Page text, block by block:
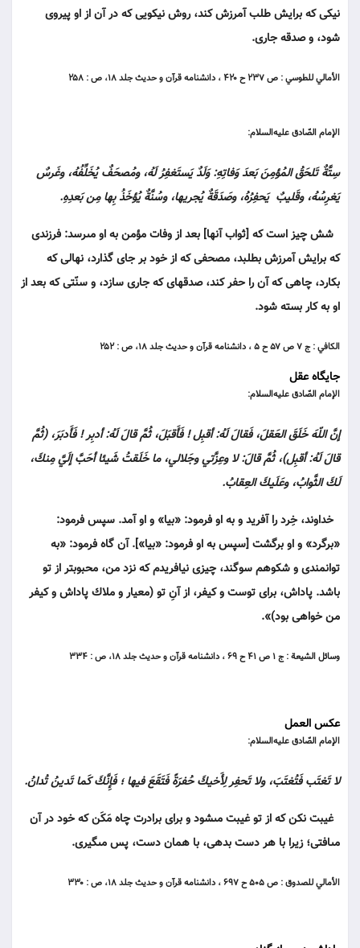
نيكى كه برايش طلب آمرزش كند، روش نيكويى كه در آن از او پيروى
شود، و صدقه جارى.
الأمالي للطوسي : ص ۲۳۷ ح ۴۲۰ ، دانشنامه قرآن و حديث جلد ۱۸، ص : ۲۵۸
الإمام الصّادق عليه‌السلام:
سِتَّةٌ تَلحَقُ المُؤمِنَ بَعدَ وَفاتِهِ: وَلَدٌ يَستَغفِرُ لَهُ، ومُصحَفٌ يُخَلِّفُهُ، وغَرسٌ
يَغرِسُهُ، وقَليبٌ يَحفِرُهُ، وصَدَقَةٌ يُجريها، وسُنَّةٌ يُؤخَذُ بِها مِن بَعدِهِ.
شش چيز است كه [ثواب آنها] بعد از وفات مؤمن به او مى‏رسد: فرزندى
كه برايش آمرزش بطلبد، مصحفى كه از خود بر جاى گذارد، نهالى كه
بكارد، چاهى كه آن را حفر كند، صدقه‏اى كه جارى سازد، و سنّتى كه بعد از
او به كار بسته شود.
الكافي : ج ۷ ص ۵۷ ح ۵ ، دانشنامه قرآن و حديث جلد ۱۸، ص : ۲۵۲
جایگاه عقل
الإمام الصّادق عليه‌السلام:
إنَّ اللّهَ خَلَقَ العَقلَ، فَقالَ لَهُ: أقبِل ! فَأَقبَلَ، ثُمَّ قالَ لَهُ: أدبِر ! فَأَدبَرَ، (ثُمَّ
قالَ لَهُ: أقبِل)، ثُمَّ قالَ: لا وعِزَّتي وجَلالي، ما خَلَقتُ شَيئا أحَبَّ إلَيَّ مِنكَ،
لَكَ الثَّوابُ، وعَلَيكَ العِقابُ.
خداوند، خِرد را آفريد و به او فرمود: «بيا» و او آمد. سپس فرمود:
«برگرد» و او برگشت [سپس به او فرمود: «بيا»]. آن گاه فرمود: «به
توانمندى و شكوهم سوگند، چيزى نيافريدم كه نزد من، محبوب‏تر از تو
باشد. پاداش، براى توست و كيفر، از آنِ تو (معيار و ملاك پاداش و كيفر
من خواهى بود)».
وسائل الشيعة : ج ۱ ص ۴۱ ح ۶۹ ، دانشنامه قرآن و حديث جلد ۱۸، ص : ۳۳۴
عکس العمل
الإمام الصّادق عليه‌السلام:
لا تَغتَب فَتُغتَبَ، ولا تَحفِر لِأَخيكَ حُفرَةً فَتَقَعَ فيها ؛ فَإِنَّكَ كَما تَدينُ تُدانُ.
غيبت نكن كه از تو غيبت مى‏شود و براى برادرت چاه مَكَن كه خود در آن
مى‏افتى؛ زيرا با هر دست بدهى، با همان دست، پس مى‏گيرى.
الأمالي للصدوق : ص ۵۰۵ ح ۶۹۷ ، دانشنامه قرآن و حديث جلد ۱۸، ص : ۳۳۰